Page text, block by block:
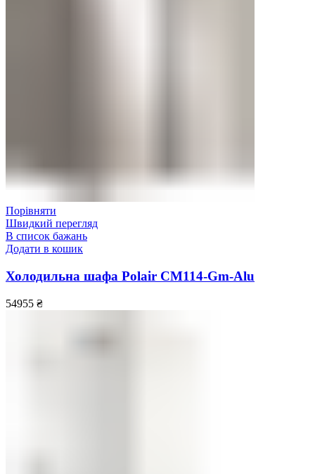
Порівняти
Швидкий перегляд
В список бажань
Додати в кошик
Холодильна шафа Polair CM114-Gm-Alu
54955 ₴